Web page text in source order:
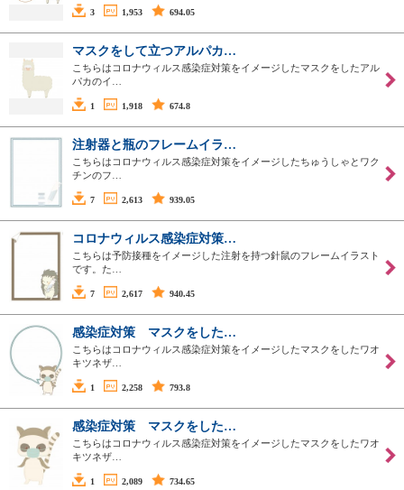
3 1,953 694.05
マスクをして立つアルパカ…
こちらはコロナウィルス感染症対策をイメージしたマスクをしたアル
パカのイ…
1 1,918 674.8
注射器と瓶のフレームイラ…
こちらはコロナウィルス感染症対策をイメージしたちゅうしゃとワク
チンのフ…
7 2,613 939.05
コロナウィルス感染症対策…
こちらは予防接種をイメージした注射を持つ針鼠のフレームイラスト
です。た…
7 2,617 940.45
感染症対策 マスクをした…
こちらはコロナウィルス感染症対策をイメージしたマスクをしたワオ
キツネザ…
1 2,258 793.8
感染症対策 マスクをした…
こちらはコロナウィルス感染症対策をイメージしたマスクをしたワオ
キツネザ…
1 2,089 734.65